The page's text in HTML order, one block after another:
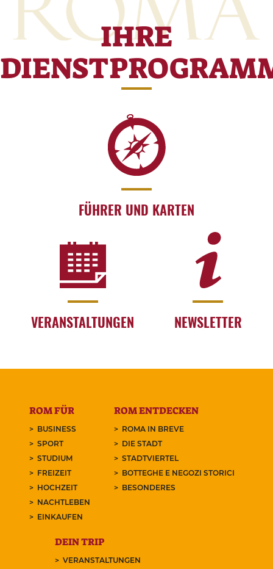
IHRE
FÜHRER UND KARTEN
VERANSTALTUNGEN NEWSLETTER
ROM FÜR
BUSINESS
SPORT
STUDIUM
FREIZEIT
HOCHZEIT
NACHTLEBEN
EINKAUFEN
ROM ENTDECKEN
ROMA IN BREVE
DIE STADT
STADTVIERTEL
BOTTEGHE E NEGOZI STORICI
BESONDERES
DEIN TRIP
VERANSTALTUNGEN